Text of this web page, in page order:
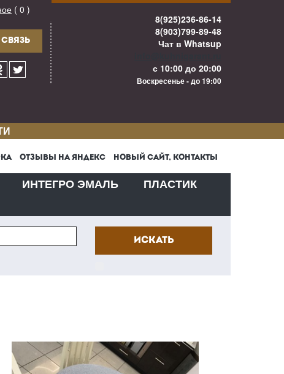
( 0 )
8(925)236-86-14
8(903)799-89-48
Чат в Whatsup
с 10:00 до 20:00
Воскресенье - до 19:00
ОТЗЫВЫ НА ЯНДЕКС НОВЫЙ САЙТ, КОНТАКТЫ
ИНТЕГРО ЭМАЛЬ
ПЛАСТИК